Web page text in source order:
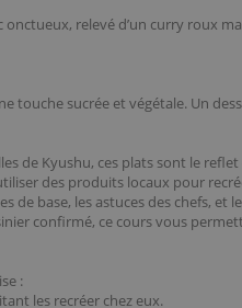
relevé d’un curry roux
touche sucrée et végétale. Un
de Kyushu, ces plats sont le
des produits locaux pour
base, les astuces des chefs, et
confirmé, ce cours vous
:
les recréer chez eux.